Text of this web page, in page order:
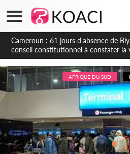
Côte d'Ivoire : Fin de la pagaille au
les mouvements sauvages
AFRIQUE DU SUD